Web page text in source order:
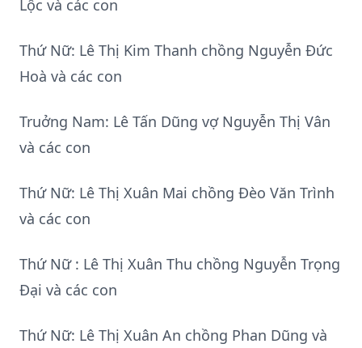
Lộc và các con
Thứ Nữ: Lê Thị Kim Thanh chồng Nguyễn Đức
Hoà và các con
Truởng Nam: Lê Tấn Dũng vợ Nguyễn Thị Vân
và các con
Thứ Nữ: Lê Thị Xuân Mai chồng Đèo Văn Trình
và các con
Thứ Nữ : Lê Thị Xuân Thu chồng Nguyễn Trọng
Đại và các con
Thứ Nữ: Lê Thị Xuân An chồng Phan Dũng và